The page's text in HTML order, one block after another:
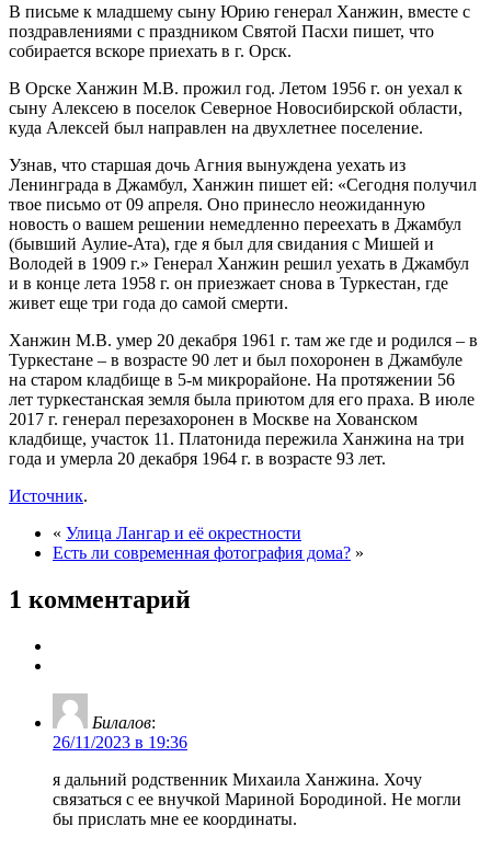
В письме к младшему сыну Юрию генерал Ханжин, вместе с
поздравлениями с праздником Святой Пасхи пишет, что
собирается вскоре приехать в г. Орск.
В Орске Ханжин М.В. прожил год. Летом 1956 г. он уехал к
сыну Алексею в поселок Северное Новосибирской области,
куда Алексей был направлен на двухлетнее поселение.
Узнав, что старшая дочь Агния вынуждена уехать из
Ленинграда в Джамбул, Ханжин пишет ей: «Сегодня получил
твое письмо от 09 апреля. Оно принесло неожиданную
новость о вашем решении немедленно переехать в Джамбул
(бывший Аулие-Ата), где я был для свидания с Мишей и
Володей в 1909 г.» Генерал Ханжин решил уехать в Джамбул
и в конце лета 1958 г. он приезжает снова в Туркестан, где
живет еще три года до самой смерти.
Ханжин М.В. умер 20 декабря 1961 г. там же где и родился – в
Туркестане – в возрасте 90 лет и был похоронен в Джамбуле
на старом кладбище в 5-м микрорайоне. На протяжении 56
лет туркестанская земля была приютом для его праха. В июле
2017 г. генерал перезахоронен в Москве на Хованском
кладбище, участок 11. Платонида пережила Ханжина на три
года и умерла 20 декабря 1964 г. в возрасте 93 лет.
Источник.
« Улица Лангар и её окрестности
Есть ли современная фотография дома? »
1 комментарий
Билалов:
26/11/2023 в 19:36
я дальний родственник Михаила Ханжина. Хочу
связаться с ее внучкой Мариной Бородиной. Не могли
бы прислать мне ее координаты.